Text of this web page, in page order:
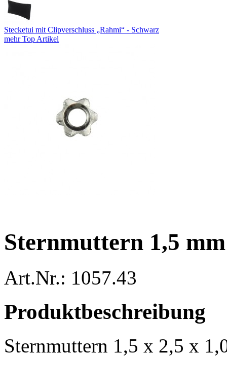
Stecketui mit Clipverschluss „Rahmi“ - Schwarz
mehr Top Artikel
Sternmuttern 1,5
Art.Nr.: 1057.43
Produktbeschreibung
Sternmuttern 1,5 x 2,5 x